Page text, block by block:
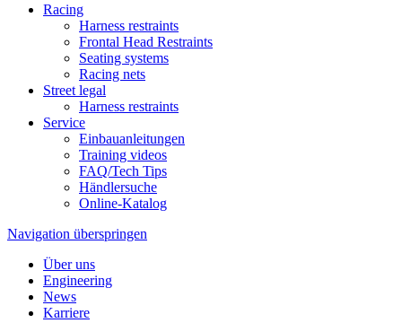
Racing
Harness restraints
Frontal Head Restraints
Seating systems
Racing nets
Street legal
Harness restraints
Service
Einbauanleitungen
Training videos
FAQ/Tech Tips
Händlersuche
Online-Katalog
Navigation überspringen
Über uns
Engineering
News
Karriere